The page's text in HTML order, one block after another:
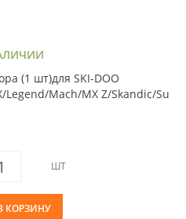
(1 шт)для SKI-DOO
Legend/Mach/MX Z/Skandic/Su
ШТ
КОРЗИНУ